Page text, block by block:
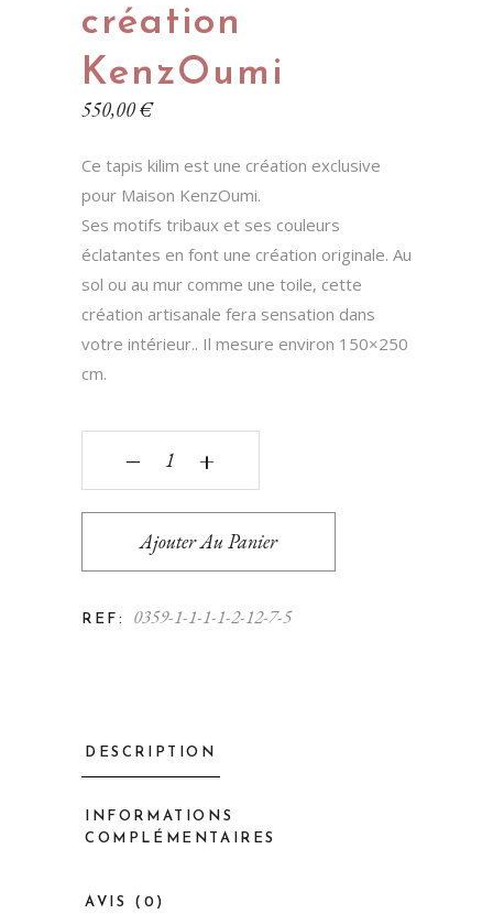
création
KenzOumi
550,00€
Ce tapis kilim est une création exclusive
pour Maison KenzOumi.
Ses motifs tribaux et ses couleurs
éclatantes en font une création originale. Au
sol ou au mur comme une toile, cette
création artisanale fera sensation dans
votre intérieur.. Il mesure environ 150×250
cm.
‒ +
Ajouter Au Panier
REF: 0359-1-1-1-1-2-12-7-5
DESCRIPTION
INFORMATIONS
COMPLÉMENTAIRES
AVIS (0)